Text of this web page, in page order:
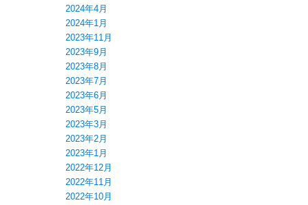
2024年4月
2024年1月
2023年11月
2023年9月
2023年8月
2023年7月
2023年6月
2023年5月
2023年3月
2023年2月
2023年1月
2022年12月
2022年11月
2022年10月